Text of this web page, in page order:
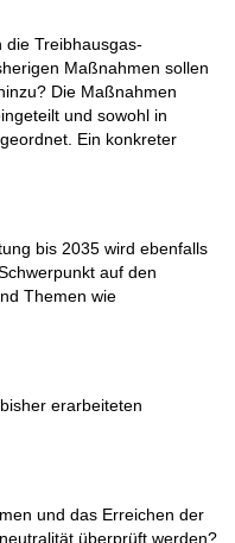
die Treibhausgas-
Maßnahmen sollen
Die Maßnahmen
und sowohl in
Ein konkreter
bis 2035 wird ebenfalls
auf den
Themen wie
erarbeiteten
und das Erreichen der
überprüft werden?